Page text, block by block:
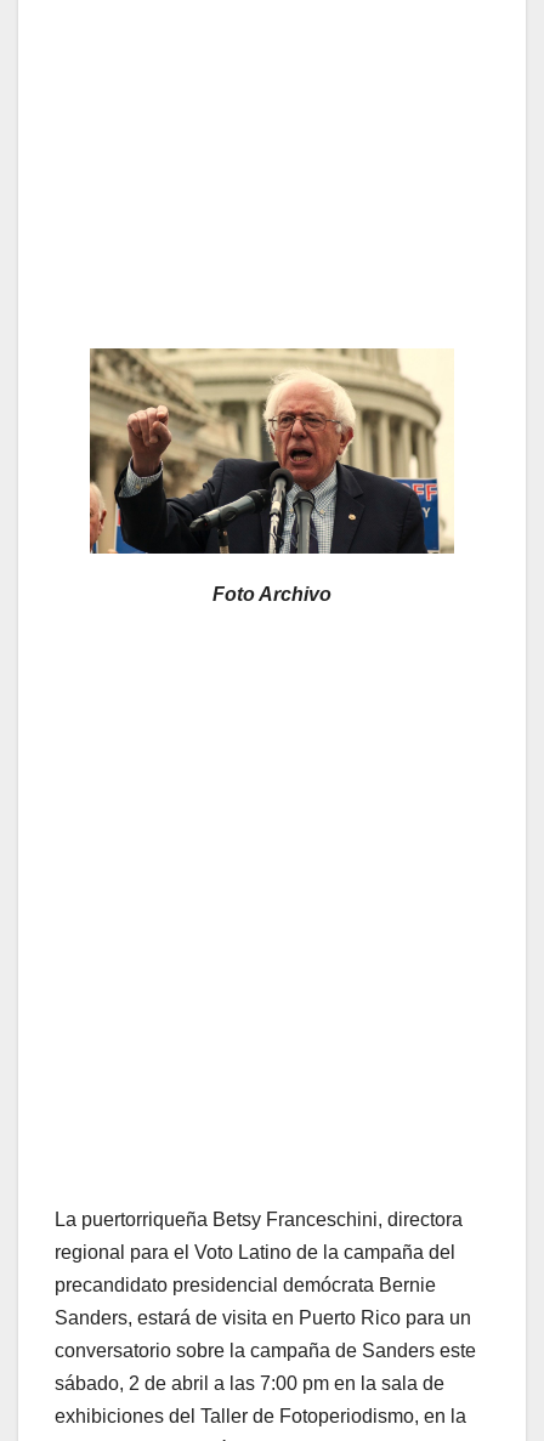
Foto Archivo
La puertorriqueña Betsy Franceschini, directora
regional para el Voto Latino de la campaña del
precandidato presidencial demócrata Bernie
Sanders, estará de visita en Puerto Rico para un
conversatorio sobre la campaña de Sanders este
sábado, 2 de abril a las 7:00 pm en la sala de
exhibiciones del Taller de Fotoperiodismo, en la